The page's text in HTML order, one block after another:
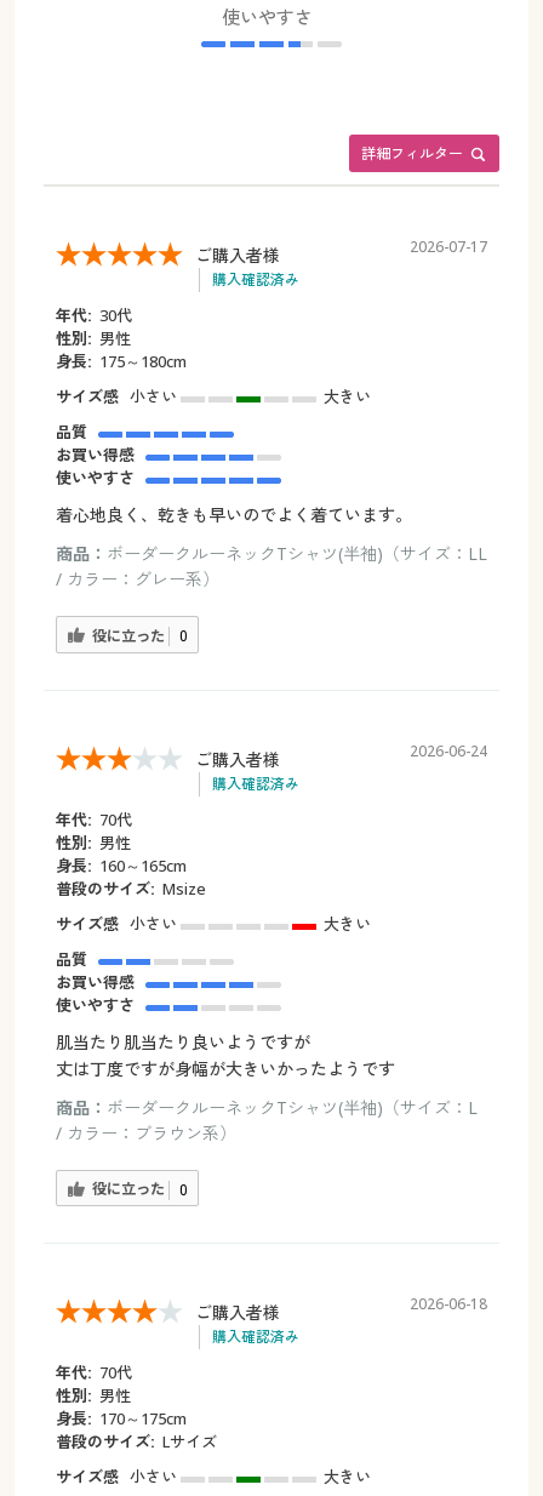
使いやすさ
詳細フィルター
ご購入者様
購入確認済み
2026-07-17
年代: 30代
性別: 男性
身長: 175～180cm
サイズ感 小さい
大きい
品質
お買い得感
使いやすさ
着心地良く、乾きも早いのでよく着ています。
商品： ボーダークルーネックTシャツ(半袖)（サイズ：LL
/ カラー：グレー系）
役に立った 0
ご購入者様
購入確認済み
2026-06-24
年代: 70代
性別: 男性
身長: 160～165cm
普段のサイズ: Мsize
サイズ感 小さい
大きい
品質
お買い得感
使いやすさ
肌当たり肌当たり良いようですが
丈は丁度ですが身幅が大きいかったようです
商品： ボーダークルーネックTシャツ(半袖)（サイズ：L
/ カラー：ブラウン系）
役に立った 0
ご購入者様
購入確認済み
2026-06-18
年代: 70代
性別: 男性
身長: 170～175cm
普段のサイズ: Lサイズ
サイズ感 小さい
大きい